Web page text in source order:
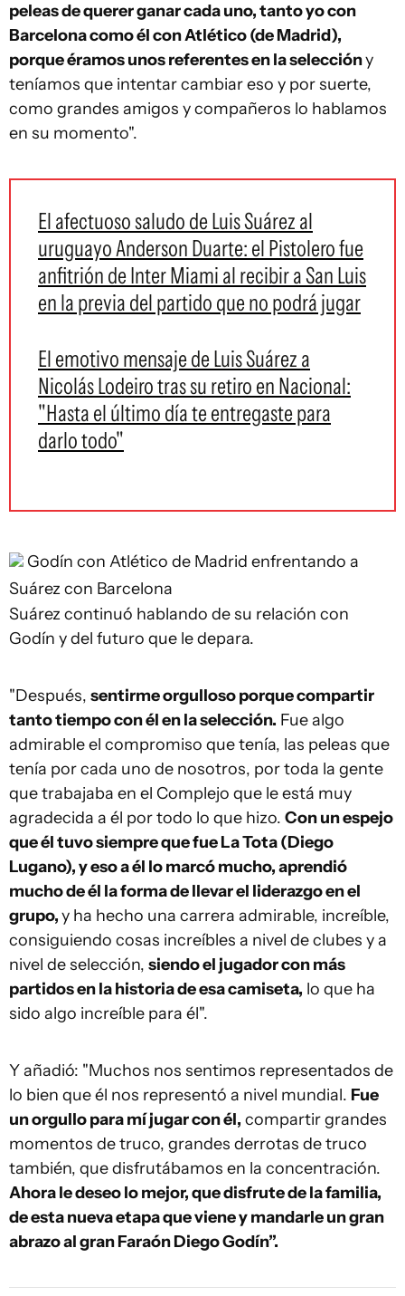
peleas de querer ganar cada uno, tanto yo con
Barcelona como él con Atlético (de Madrid),
porque éramos unos referentes en la seleccióny
teníamos que intentar cambiar eso y por suerte,
como grandes amigos y compañeros lo hablamos
en su momento".
El afectuoso saludo de Luis Suárez al
uruguayo Anderson Duarte: el Pistolero fue
anfitrión de Inter Miami al recibir a San Luis
en la previa del partido que no podrá jugar
El emotivo mensaje de Luis Suárez a
Nicolás Lodeiro tras su retiro en Nacional:
"Hasta el último día te entregaste para
darlo todo"
Godín con Atlético de Madrid enfrentando a
Suárez con Barcelona
Suárez continuó hablando de su relación con
Godín y del futuro que le depara.
"Después, sentirme orgulloso porque compartir
tanto tiempo con él en la selección. Fue algo
admirable el compromiso que tenía, las peleas que
tenía por cada uno de nosotros, por toda la gente
que trabajaba en el Complejo que le está muy
agradecida a él por todo lo que hizo. Con un espejo
que él tuvo siempre que fue La Tota (Diego
Lugano), y eso a él lo marcó mucho, aprendió
mucho de él la forma de llevar el liderazgo en el
grupo,y ha hecho una carrera admirable, increíble,
consiguiendo cosas increíbles a nivel de clubes y a
nivel de selección, siendo el jugador con más
partidos en la historia de esa camiseta, lo que ha
sido algo increíble para él".
Y añadió: "Muchos nos sentimos representados de
lo bien que él nos representó a nivel mundial. Fue
un orgullo para mí jugar con él, compartir grandes
momentos de truco, grandes derrotas de truco
también, que disfrutábamos en la concentración.
Ahora le deseo lo mejor, que disfrute de la familia,
de esta nueva etapa que viene y mandarle un gran
abrazo al gran Faraón Diego Godín”.